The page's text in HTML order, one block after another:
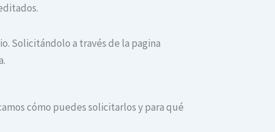
Solicitándolo a través de la pagina
cómo puedes solicitarlos y para qué